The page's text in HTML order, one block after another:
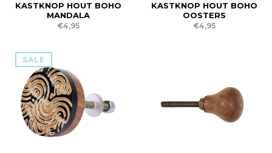
KASTKNOP HOUT BOHO
MANDALA
€4,95
KASTKNOP HOUT BOHO
OOSTERS
€4,95
SALE